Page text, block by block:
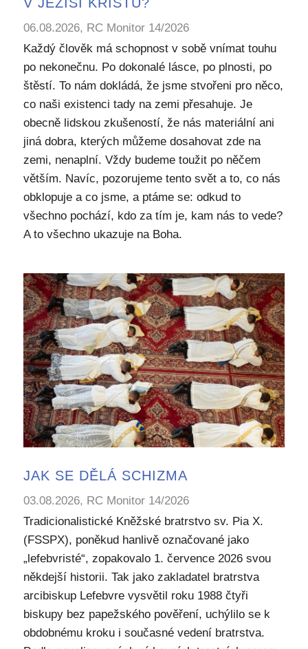
06.08.2026, RC Monitor 14/2026
Každý člověk má schopnost v sobě vnímat touhu
po nekonečnu. Po dokonalé lásce, po plnosti, po
štěstí. To nám dokládá, že jsme stvořeni pro něco,
co naši existenci tady na zemi přesahuje. Je
obecně lidskou zkušeností, že nás materiální ani
jiná dobra, kterých můžeme dosahovat zde na
zemi, nenaplní. Vždy budeme toužit po něčem
větším. Navíc, pozorujeme tento svět a to, co nás
obklopuje a co jsme, a ptáme se: odkud to
všechno pochází, kdo za tím je, kam nás to vede?
A to všechno ukazuje na Boha.
JAK SE DĚLÁ SCHIZMA
03.08.2026, RC Monitor 14/2026
Tradicionalistické Kněžské bratrstvo sv. Pia X.
(FSSPX), poněkud hanlivě označované jako
„lefebvristé“, zopakovalo 1. července 2026 svou
někdejší historii. Tak jako zakladatel bratrstva
arcibiskup Lefebvre vysvětil roku 1988 čtyři
biskupy bez papežského pověření, uchýlilo se k
obdobnému kroku i současné vedení bratrstva.